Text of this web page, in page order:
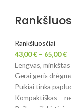
Rankšluosčiai
43,00€ – 65,00€
Lengvas,
Gerai geria
Puikiai tinka
Kompaktiškas –